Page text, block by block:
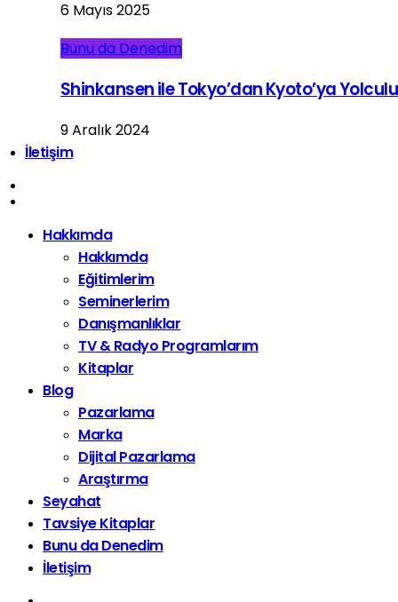
6 Mayıs 2025
Bunu da Denedim
Shinkansen ile Tokyo’dan Kyoto’ya
9 Aralık 2024
İletişim
Hakkımda
Hakkımda
Eğitimlerim
Seminerlerim
Danışmanlıklar
TV & Radyo Programlarım
Kitaplar
Blog
Pazarlama
Marka
Dijital Pazarlama
Araştırma
Seyahat
Tavsiye Kitaplar
Bunu da Denedim
İletişim